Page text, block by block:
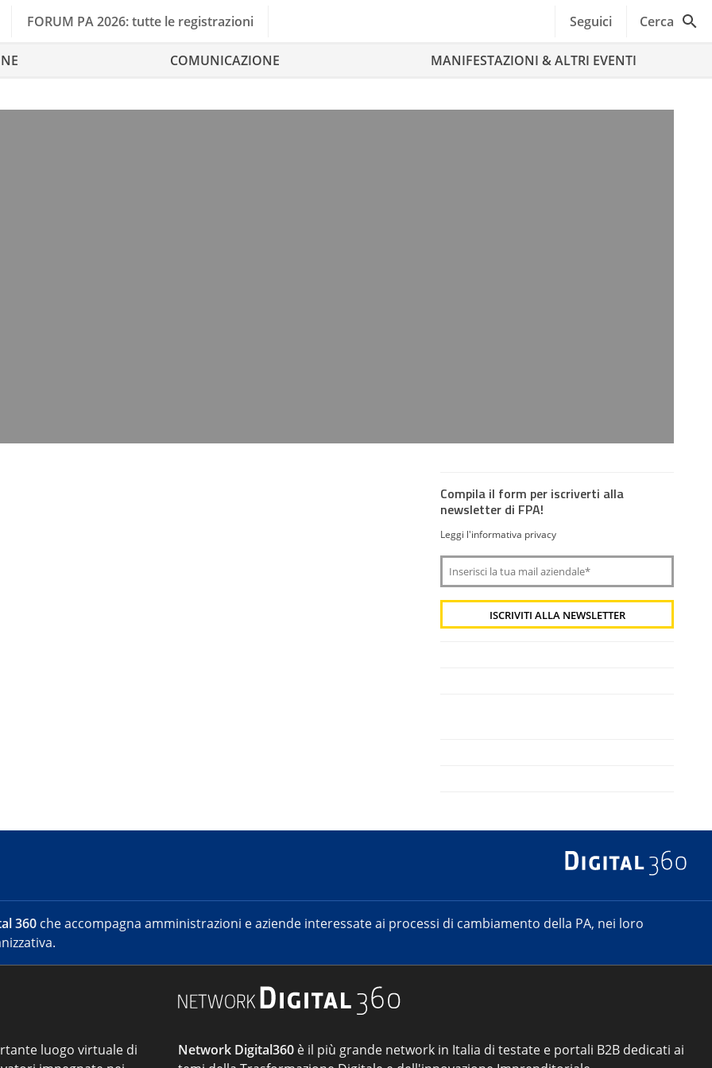
FORUM PA 2026: tutte le registrazioni Seguici Cerca
COMUNICAZIONE MANIFESTAZIONI & ALTRI EVENTI
Compila il form per iscriverti alla
newsletter di FPA!
Leggi l'informativa privacy
360 che accompagna amministrazioni e aziende interessate ai processi di cambiamento della PA, nei loro
luogo virtuale di
Network Digital360 è il più grande network in Italia di testate e portali B2B dedicati ai